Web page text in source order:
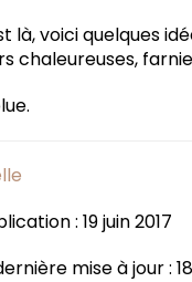
là, voici quelques
chaleureuses,
: 19 juin 2017
mise à jour :